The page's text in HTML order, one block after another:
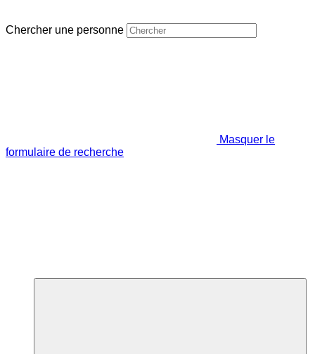
Chercher une personne
Masquer le
formulaire de recherche